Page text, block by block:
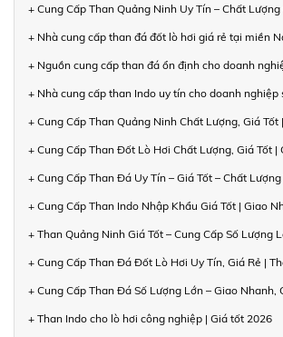
+ Cung Cấp Than Quảng Ninh Uy Tín – Chất Lượng
+ Nhà cung cấp than đá đốt lò hơi giá rẻ tại miền
+ Nguồn cung cấp than đá ổn định cho doanh
+ Nhà cung cấp than Indo uy tín cho doanh nghiệp
+ Cung Cấp Than Quảng Ninh Chất Lượng, Giá Tốt
+ Cung Cấp Than Đốt Lò Hơi Chất Lượng, Giá Tốt |
+ Cung Cấp Than Đá Uy Tín – Giá Tốt – Chất
+ Cung Cấp Than Indo Nhập Khẩu Giá Tốt | Giao
+ Than Quảng Ninh Giá Tốt – Cung Cấp Số Lượng
+ Cung Cấp Than Đá Đốt Lò Hơi Uy Tín, Giá Rẻ |
+ Cung Cấp Than Đá Số Lượng Lớn – Giao Nhanh,
+ Than Indo cho lò hơi công nghiệp | Giá tốt 2026